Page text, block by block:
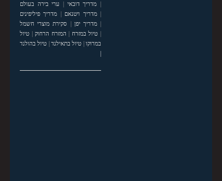
מדריך דובאי
ערי בירה בעולם
|מדריך ויטנאם
מדריך פיליפינים
|מדריך יפן
סקירת מוצרי חשמל
טיול במזרח המזרח הרחוק| טיול
במרוקו| טיול בתאילנד| טיול בהולנד